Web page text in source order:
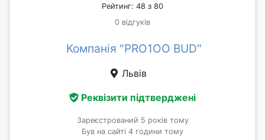
Рейтинг: 48 з 80
0 відгуків
Компанія "PRO1OO BUD"
Львів
Реквізити підтверджені
Зареєстрований 5 років тому
Був на сайті 4 години тому